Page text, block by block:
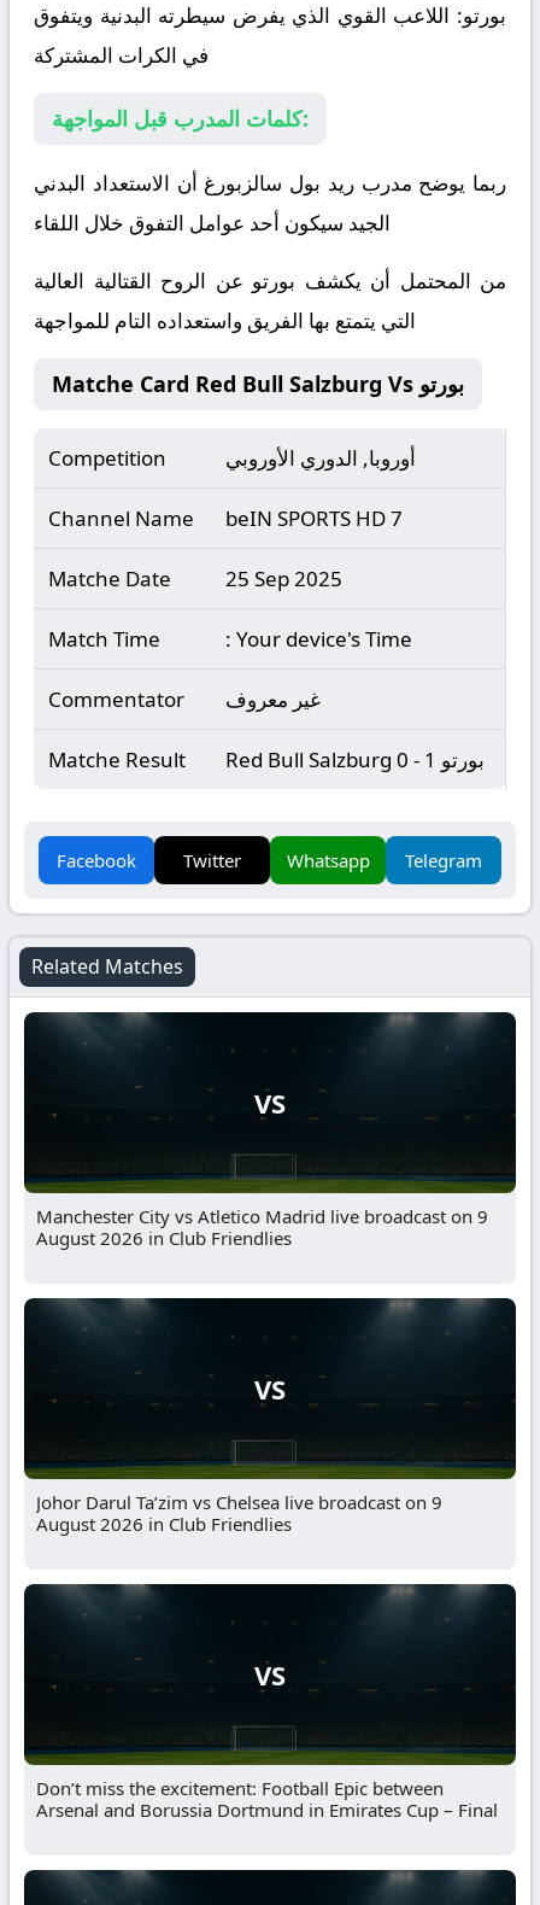
بورتو: اللاعب القوي الذي يفرض سيطرته البدنية ويتفوق
في الكرات المشتركة
كلمات المدرب قبل المواجهة:
ربما يوضح مدرب ريد بول سالزبورغ أن الاستعداد البدني
الجيد سيكون أحد عوامل التفوق خلال اللقاء
من المحتمل أن يكشف بورتو عن الروح القتالية العالية
التي يتمتع بها الفريق واستعداده التام للمواجهة
Matche Card Red Bull Salzburg Vs بورتو
Competition أوروبا, الدوري الأوروبي
Channel Name beIN SPORTS HD 7
Matche Date 25 Sep 2025
Match Time : Your device's Time
Commentator غير معروف
Matche Result Red Bull Salzburg 0 - 1 بورتو
Facebook Twitter Whatsapp Telegram
Related Matches
VS
Manchester City vs Atletico Madrid live broadcast on 9
August 2026 in Club Friendlies
VS
Johor Darul Ta’zim vs Chelsea live broadcast on 9
August 2026 in Club Friendlies
VS
Don’t miss the excitement: Football Epic between
Arsenal and Borussia Dortmund in Emirates Cup – Final